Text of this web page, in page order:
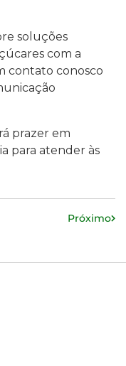
soluções
com a
contato conosco
prazer em
para atender às
Próximo